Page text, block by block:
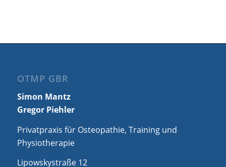
OTMP GBR
Simon Mantz
Gregor Piehler
Privatpraxis für Osteopathie, Training und
Physiotherapie
Lipowskystraße 12